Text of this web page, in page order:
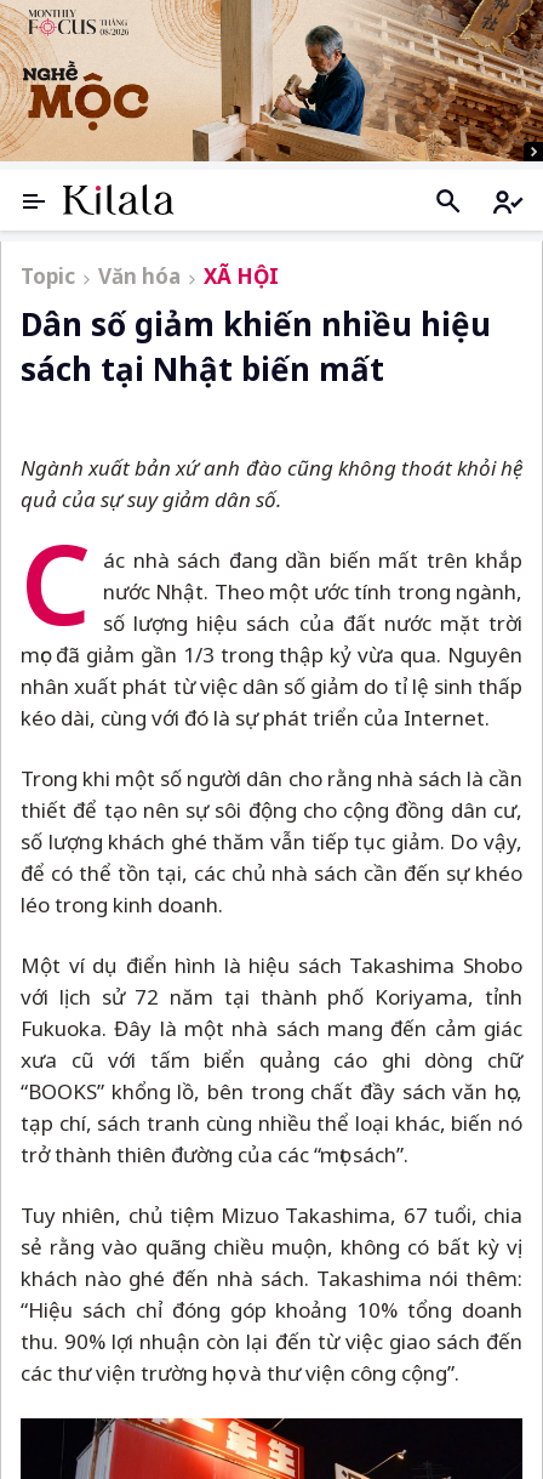
Topic Văn hóa XÃ HỘI
Dân số giảm khiến nhiều hiệu
sách tại Nhật biến mất
Ngành xuất bản xứ anh đào cũng không thoát khỏi hệ
quả của sự suy giảm dân số.
C
ác nhà sách đang dần biến mất trên khắp
nước Nhật. Theo một ước tính trong ngành,
số lượng hiệu sách của đất nước mặt trời
mọc đã giảm gần 1/3 trong thập kỷ vừa qua. Nguyên
nhân xuất phát từ việc dân số giảm do tỉ lệ sinh thấp
kéo dài, cùng với đó là sự phát triển của Internet.
Trong khi một số người dân cho rằng nhà sách là cần
thiết để tạo nên sự sôi động cho cộng đồng dân cư,
số lượng khách ghé thăm vẫn tiếp tục giảm. Do vậy,
để có thể tồn tại, các chủ nhà sách cần đến sự khéo
léo trong kinh doanh.
Một ví dụ điển hình là hiệu sách Takashima Shobo
với lịch sử 72 năm tại thành phố Koriyama, tỉnh
Fukuoka. Đây là một nhà sách mang đến cảm giác
xưa cũ với tấm biển quảng cáo ghi dòng chữ
“BOOKS” khổng lồ, bên trong chất đầy sách văn học,
tạp chí, sách tranh cùng nhiều thể loại khác, biến nó
trở thành thiên đường của các “mọt sách”.
Tuy nhiên, chủ tiệm Mizuo Takashima, 67 tuổi, chia
sẻ rằng vào quãng chiều muộn, không có bất kỳ vị
khách nào ghé đến nhà sách. Takashima nói thêm:
“Hiệu sách chỉ đóng góp khoảng 10% tổng doanh
thu. 90% lợi nhuận còn lại đến từ việc giao sách đến
các thư viện trường học và thư viện công cộng”.